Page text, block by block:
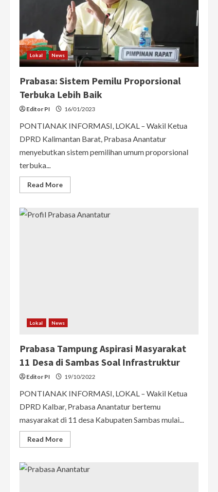
Mantap
Tercapai
Akhir
2023
Lokal News
Prabasa: Sistem Pemilu Proporsional
Terbuka Lebih Baik
Editor PI 16/01/2023
PONTIANAK INFORMASI, LOKAL – Wakil Ketua
DPRD Kalimantan Barat, Prabasa Anantatur
menyebutkan sistem pemilihan umum proporsional
terbuka...
Read MoreRead
more
Sistem
Pemilu
Lokal News
Prabasa Tampung Aspirasi Masyarakat
11 Desa di Sambas Soal Infrastruktur
Editor PI 19/10/2022
PONTIANAK INFORMASI, LOKAL – Wakil Ketua
DPRD Kalbar, Prabasa Anantatur bertemu
masyarakat di 11 desa Kabupaten Sambas mulai...
Read MoreRead
more
Tampung
Aspirasi